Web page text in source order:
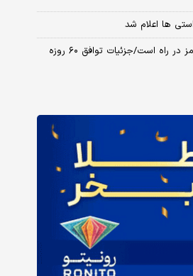
ها اعلام شد
العربیه: توافق بازگشایی تنگه هرمز در راه است/جزئیات توافق ۶۰ روزه